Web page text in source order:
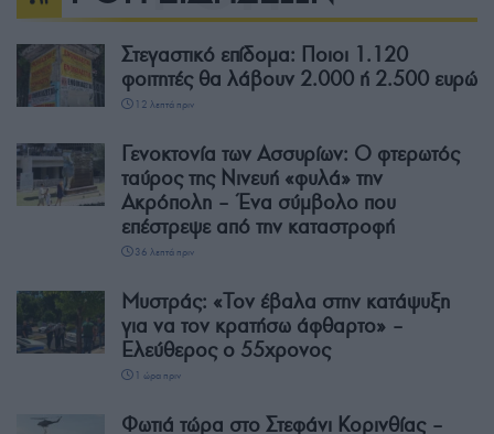
Στεγαστικό επίδομα: Ποιοι 1.120
φοιτητές θα λάβουν 2.000 ή 2.500 ευρώ
12 λεπτά πριν
Γενοκτονία των Ασσυρίων: Ο φτερωτός
ταύρος της Νινευή «φυλά» την
Ακρόπολη – Ένα σύμβολο που
επέστρεψε από την καταστροφή
36 λεπτά πριν
Μυστράς: «Τον έβαλα στην κατάψυξη
για να τον κρατήσω άφθαρτο» –
Ελεύθερος ο 55χρονος
1 ώρα πριν
Φωτιά τώρα στο Στεφάνι Κορινθίας –